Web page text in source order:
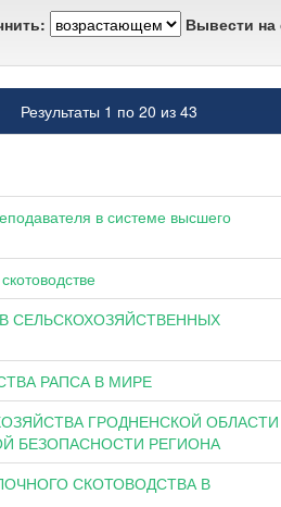
Вывести на
Результаты 1 по 20 из 43
в системе высшего
СЕЛЬСКОХОЗЯЙСТВЕННЫХ
РАПСА В МИРЕ
ГРОДНЕНСКОЙ
БЕЗОПАСНОСТИ РЕГИОНА
СКОТОВОДСТВА В